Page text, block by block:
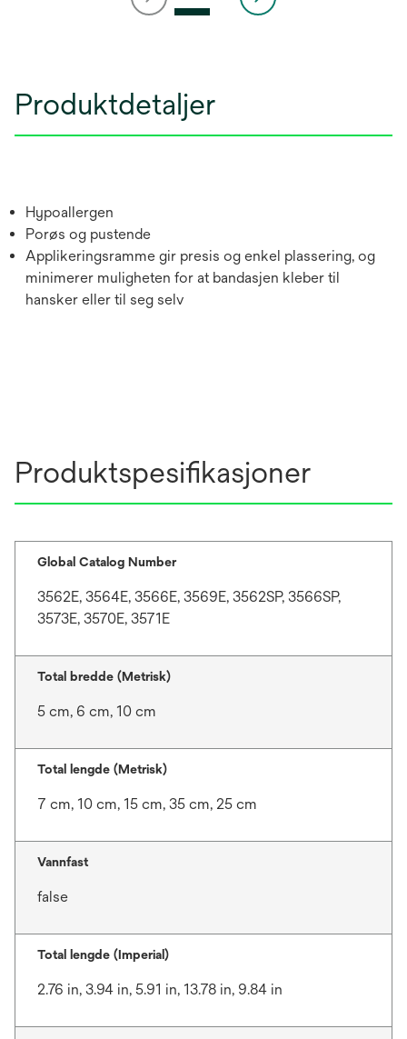
Produktdetaljer
Hypoallergen
Porøs og pustende
Applikeringsramme gir presis og enkel plassering, og
minimerer muligheten for at bandasjen kleber til
hansker eller til seg selv
Produktspesifikasjoner
Global Catalog Number
3562E, 3564E, 3566E, 3569E, 3562SP, 3566SP,
3573E, 3570E, 3571E
Total bredde (Metrisk)
5 cm, 6 cm, 10 cm
Total lengde (Metrisk)
7 cm, 10 cm, 15 cm, 35 cm, 25 cm
Vannfast
false
Total lengde (Imperial)
2.76 in, 3.94 in, 5.91 in, 13.78 in, 9.84 in